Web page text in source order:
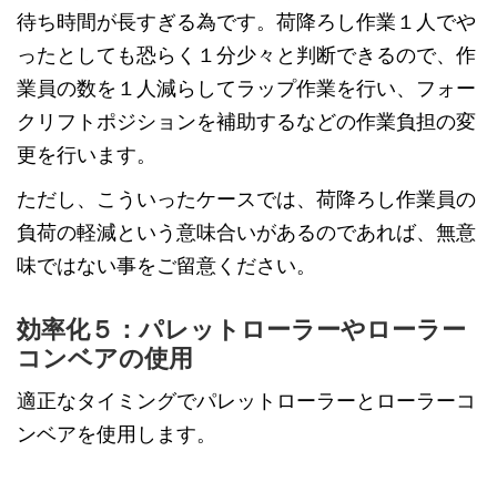
待ち時間が長すぎる為です。荷降ろし作業１人でや
ったとしても恐らく１分少々と判断できるので、作
業員の数を１人減らしてラップ作業を行い、フォー
クリフトポジションを補助するなどの作業負担の変
更を行います。
ただし、こういったケースでは、荷降ろし作業員の
負荷の軽減という意味合いがあるのであれば、無意
味ではない事をご留意ください。
効率化５：パレットローラーやローラー
コンベアの使用
適正なタイミングでパレットローラーとローラーコ
ンベアを使用します。